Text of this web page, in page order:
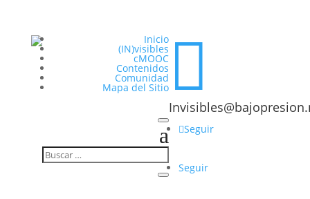
Inicio
(IN)visibles
cMOOC
Contenidos
Comunidad
Mapa del Sitio
Seguir
Seguir